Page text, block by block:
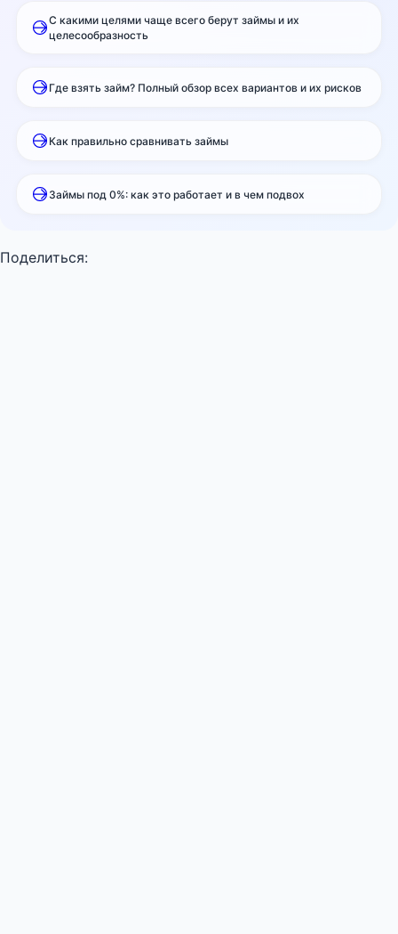
С какими целями чаще всего берут займы и их
целесообразность
Где взять займ? Полный обзор всех вариантов и их рисков
Как правильно сравнивать займы
Займы под 0%: как это работает и в чем подвох
Поделиться: